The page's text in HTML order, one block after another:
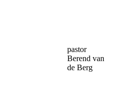
pastor
Berend van
de Berg